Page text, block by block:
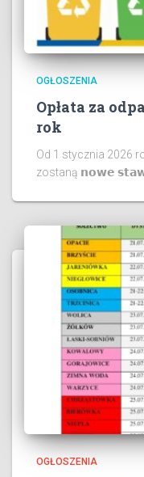
OGŁOSZENIA
Opłata za
rok
Od 1 stycznia 2026
zostaną 𝗻𝗼𝘄𝗲
OGŁOSZENIA